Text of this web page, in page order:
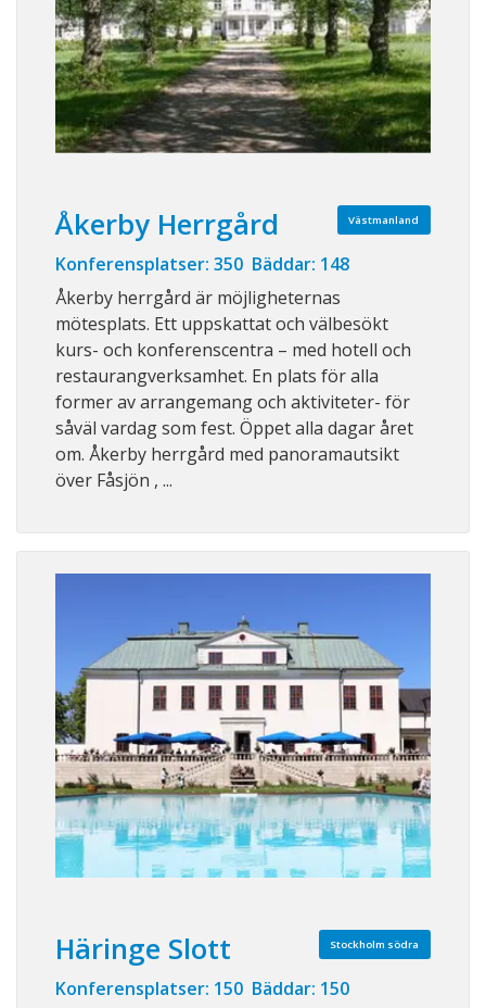
Västmanland
Åkerby Herrgård
Konferensplatser: 350 Bäddar: 148
Åkerby herrgård är möjligheternas
mötesplats. Ett uppskattat och välbesökt
kurs- och konferenscentra – med hotell och
restaurangverksamhet. En plats för alla
former av arrangemang och aktiviteter- för
såväl vardag som fest. Öppet alla dagar året
om. Åkerby herrgård med panoramautsikt
över Fåsjön , ...
Stockholm södra
Häringe Slott
Konferensplatser: 150 Bäddar: 150